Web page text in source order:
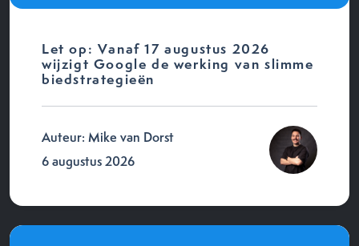
Let op: Vanaf 17 augustus 2026
wijzigt Google de werking van slimme
biedstrategieën
Auteur: Mike van Dorst
6 augustus 2026